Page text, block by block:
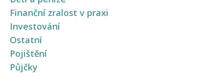
Finanční zralost v praxi
Investování
Ostatní
Pojištění
Půjčky